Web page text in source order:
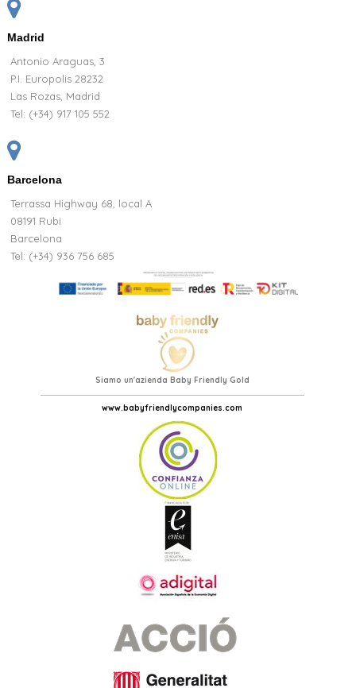
Madrid
Antonio Araguas, 3
P.I. Europolis 28232
Las Rozas, Madrid
Tel: (+34) 917 105 552
Barcelona
Terrassa Highway 68, local A
08191 Rubi
Barcelona
Tel: (+34) 936 756 685
Siamo un'azienda Baby Friendly Gold
www.babyfriendlycompanies.com